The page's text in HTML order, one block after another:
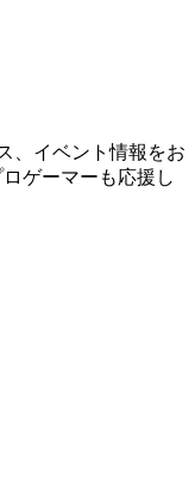
、イベント情報をお
ゲーマーも応援し